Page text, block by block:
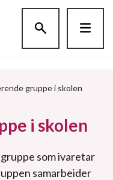
gruppe i skolen
i skolen
som ivaretar
samarbeider